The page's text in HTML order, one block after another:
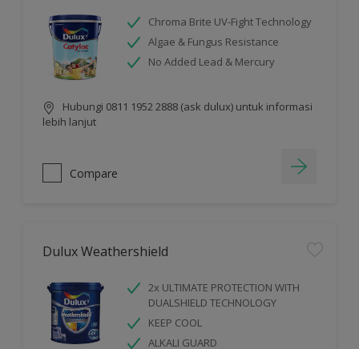
Chroma Brite UV-Fight Technology
Algae & Fungus Resistance
No Added Lead & Mercury
Hubungi 0811 1952 2888 (ask dulux) untuk informasi
lebih lanjut
Compare
Dulux Weathershield
2x ULTIMATE PROTECTION WITH
DUALSHIELD TECHNOLOGY
KEEP COOL
ALKALI GUARD